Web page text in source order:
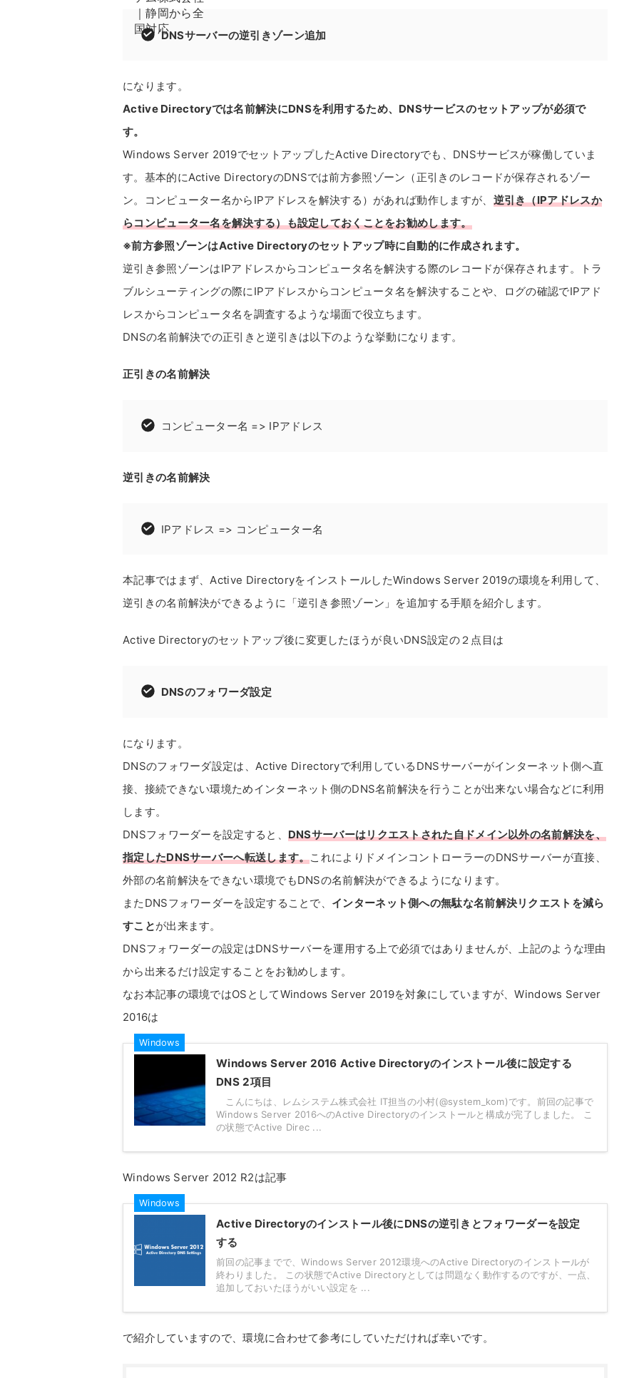
DNSサーバーの逆引きゾーン追加
になります。
Active Directoryでは名前解決にDNSを利用するため、DNSサービスのセットアップが必須で
す。
Windows Server 2019でセットアップしたActive Directoryでも、DNSサービスが稼働していま
す。基本的にActive DirectoryのDNSでは前方参照ゾーン（正引きのレコードが保存されるゾー
ン。コンピューター名からIPアドレスを解決する）があれば動作しますが、 逆引き（IPアドレスか
らコンピューター名を解決する）も設定しておくことをお勧めします。
※前方参照ゾーンはActive Directoryのセットアップ時に自動的に作成されます。
逆引き参照ゾーンはIPアドレスからコンピュータ名を解決する際のレコードが保存されます。トラ
ブルシューティングの際にIPアドレスからコンピュータ名を解決することや、ログの確認でIPアド
レスからコンピュータ名を調査するような場面で役立ちます。
DNSの名前解決での正引きと逆引きは以下のような挙動になります。
正引きの名前解決
コンピューター名 => IPアドレス
逆引きの名前解決
IPアドレス => コンピューター名
本記事ではまず、Active DirectoryをインストールしたWindows Server 2019の環境を利用して、
逆引きの名前解決ができるように「逆引き参照ゾーン」を追加する手順を紹介します。
Active Directoryのセットアップ後に変更したほうが良いDNS設定の２点目は
DNSのフォワーダ設定
になります。
DNSのフォワーダ設定は、Active Directoryで利用しているDNSサーバーがインターネット側へ直
接、接続できない環境ためインターネット側のDNS名前解決を行うことが出来ない場合などに利用
します。
DNSフォワーダーを設定すると、 DNSサーバーはリクエストされた自ドメイン以外の名前解決を、
指定したDNSサーバーへ転送します。これによりドメインコントローラーのDNSサーバーが直接、
外部の名前解決をできない環境でもDNSの名前解決ができるようになります。
またDNSフォワーダーを設定することで、 インターネット側への無駄な名前解決リクエストを減ら
すことが出来ます。
DNSフォワーダーの設定はDNSサーバーを運用する上で必須ではありませんが、上記のような理由
から出来るだけ設定することをお勧めします。
なお本記事の環境ではOSとしてWindows Server 2019を対象にしていますが、Windows Server
2016は
Windows
Windows Server 2016 Active Directoryのインストール後に設定する
DNS 2項目
こんにちは、レムシステム株式会社 IT担当の小村(@system_kom)です。前回の記事で
Windows Server 2016へのActive Directoryのインストールと構成が完了しました。 こ
の状態でActive Direc ...
Windows Server 2012 R2は記事
Windows
Active Directoryのインストール後にDNSの逆引きとフォワーダーを設定
する
前回の記事までで、Windows Server 2012環境へのActive Directoryのインストールが
終わりました。 この状態でActive Directoryとしては問題なく動作するのですが、一点、
追加しておいたほうがいい設定を ...
で紹介していますので、環境に合わせて参考にしていただければ幸いです。